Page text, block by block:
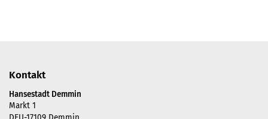
Kontakt
Hansestadt Demmin
Markt 1